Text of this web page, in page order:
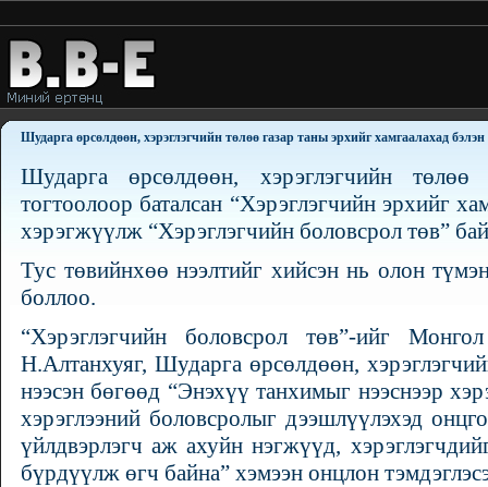
Шударга өрсөлдөөн, хэрэглэгчийн төлөө газар таны эрхийг хамгаалахад
Шударга өрсөлдөөн, хэрэглэгчийн
тогтоолоор баталсан “Хэрэглэгчийн эрхийг
хэрэгжүүлж “Хэрэглэгчийн боловсрол төв”
Тус төвийнхөө нээлтийг хийсэн нь олон
боллоо.
“Хэрэглэгчийн боловсрол төв”-ийг
Н.Алтанхуяг, Шударга өрсөлдөөн,
нээсэн бөгөөд “Энэхүү танхимыг нээснээр
хэрэглээний боловсролыг дээшлүүлэхэд
үйлдвэрлэгч аж ахуйн нэгжүүд,
бүрдүүлж өгч байна” хэмээн онцлон